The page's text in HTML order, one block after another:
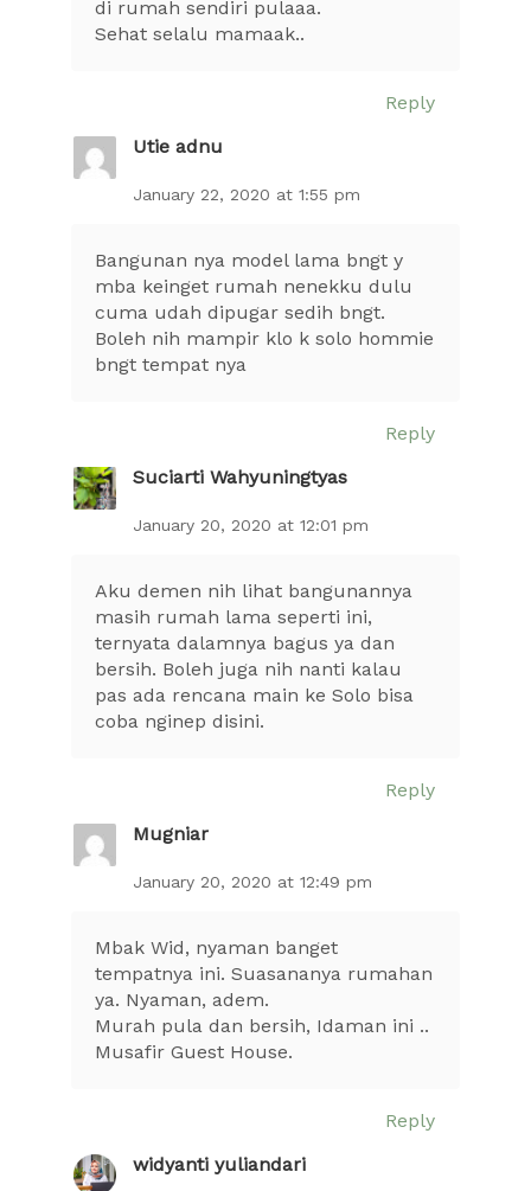
di rumah sendiri pulaaa.
Sehat selalu mamaak..
Reply
Utie adnu
January 22, 2020 at 1:55 pm
Bangunan nya model lama bngt y
mba keinget rumah nenekku dulu
cuma udah dipugar sedih bngt.
Boleh nih mampir klo k solo hommie
bngt tempat nya
Reply
Suciarti Wahyuningtyas
January 20, 2020 at 12:01 pm
Aku demen nih lihat bangunannya
masih rumah lama seperti ini,
ternyata dalamnya bagus ya dan
bersih. Boleh juga nih nanti kalau
pas ada rencana main ke Solo bisa
coba nginep disini.
Reply
Mugniar
January 20, 2020 at 12:49 pm
Mbak Wid, nyaman banget
tempatnya ini. Suasananya rumahan
ya. Nyaman, adem.
Murah pula dan bersih, Idaman ini ..
Musafir Guest House.
Reply
widyanti yuliandari